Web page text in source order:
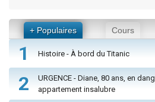
+ Populaires Cours
1 Histoire - À bord du Titanic
2
URGENCE - Diane, 80 ans, en
appartement insalubre